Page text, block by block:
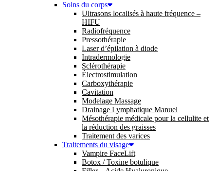
Soins du corps
Ultrasons localisés à haute fréquence –
HIFU
Radiofréquence
Pressothérapie
Laser d’épilation à diode
Intradermologie
Sclérothérapie
Électrostimulation
Carboxythérapie
Cavitation
Modelage Massage
Drainage Lymphatique Manuel
Mésothérapie médicale pour la cellulite et
la réduction des graisses
Traitement des varices
Traitements du visage
Vampire FaceLift
Botox / Toxine botulique